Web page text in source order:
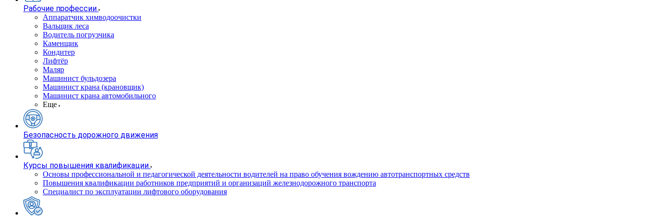
Рабочие профессии
Аппаратчик химводоочистки
Вальщик леса
Водитель погрузчика
Каменщик
Кондитер
Лифтёр
Маляр
Машинист бульдозера
Машинист крана (крановщик)
Машинист крана автомобильного
Еще
Безопасность дорожного движения
Курсы повышения квалификации
Основы профессиональной и педагогической деятельности водителей на право обучения вождению автотранспортных средств
Повышения квалификации работников предприятий и организаций железнодорожного транспорта
Специалист по эксплуатации лифтового оборудования